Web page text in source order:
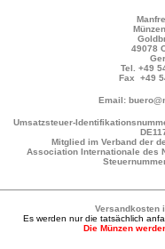
49078
Tel. +49
Fax +49
Email:
Umsatzsteuer-
Mitglied im Verband der
Association Internationale des
Versandkosten
Es werden nur die tatsächlich
Die Münzen